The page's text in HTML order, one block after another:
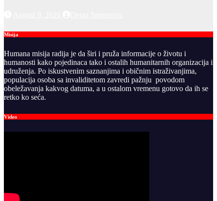
Misija
Humana misija radija je da širi i pruža informacije o životu i
humanosti kako pojedinaca tako i ostalih humanitarnih organizacija i
udruženja. Po iskustvenim saznanjima i običnim istraživanjima,
populacija osoba sa invaliditetom zavredi pažnju povodom
obeležavanja kakvog datuma, a u ostalom vremenu gotovo da ih se
retko ko seća.
Video